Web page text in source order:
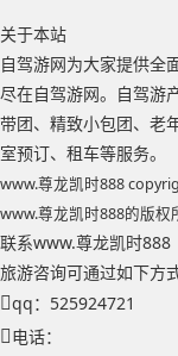
关于本站
自驾游网为大家提供全
尽在自驾游网。自驾游
带团、精致小包团、老
室预订、租车等服务。
www.尊龙凯时888
www.尊龙凯时888的版权
联系www.尊龙凯时888
旅游咨询可通过如下方式
qq：525924721
电话：